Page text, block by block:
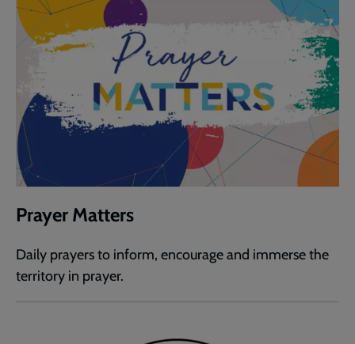
Prayer Matters
Daily prayers to inform, encourage and immerse the
territory in prayer.